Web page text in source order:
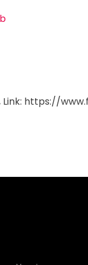
Link: https://